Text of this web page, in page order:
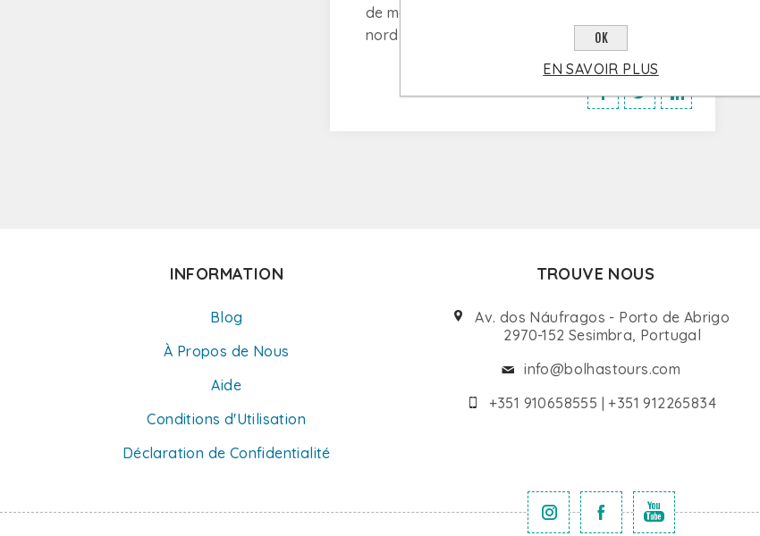
de montagnes contre les vents dominants du
nord et du nord-ouest.
INFORMATION
Blog
À Propos de Nous
Aide
Conditions d'Utilisation
Déclaration de Confidentialité
TROUVE NOUS
Av. dos Náufragos - Porto de Abrigo
2970-152 Sesimbra, Portugal
info@bolhastours.com
+351 910658555 | +351 912265834
OK
EN SAVOIR PLUS